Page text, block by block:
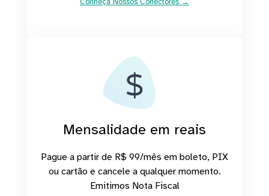
Mensalidade em reais
Pague a partir de R$ 99/mês em boleto, PIX
ou cartão e cancele a qualquer momento.
Emitimos Nota Fiscal